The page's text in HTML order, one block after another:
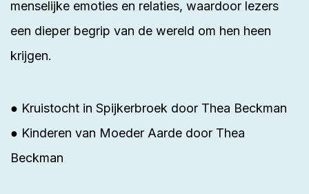
menselijke emoties en relaties, waardoor lezers
een dieper begrip van de wereld om hen heen
krijgen.
● Kruistocht in Spijkerbroek door Thea Beckman
● Kinderen van Moeder Aarde door Thea
Beckman